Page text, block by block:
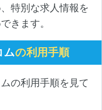
特別な求人情報を
きます。
ムの利用手順
の利用手順を見て